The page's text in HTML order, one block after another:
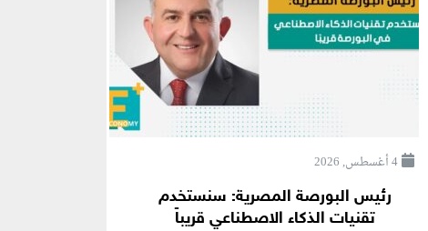
4 أغسطس, 2026
رئيس البورصة المصرية: سنستخدم
تقنيات الذكاء الاصطناعي قريباً